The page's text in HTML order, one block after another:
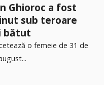
Ghioroc a fost
sub teroare
bătut
o femeie de 31 de